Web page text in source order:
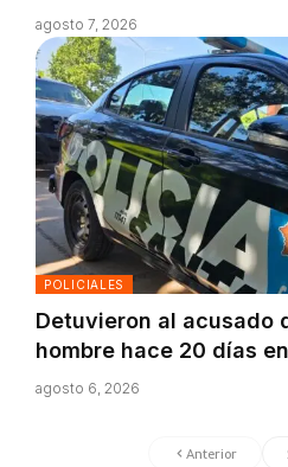
agosto 7, 2026
POLICIALES
Detuvieron al acusado
hombre hace 20 días
agosto 6, 2026
Anterior